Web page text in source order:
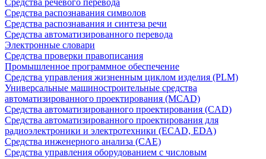
Средства речевого перевода
Средства распознавания символов
Средства распознавания и синтеза речи
Средства автоматизированного перевода
Электронные словари
Средства проверки правописания
Промышленное программное обеспечение
Средства управления жизненным циклом изделия (PLM)
Универсальные машиностроительные средства
автоматизированного проектирования (MCAD)
Средства автоматизированного проектирования (CAD)
Средства автоматизированного проектирования для
радиоэлектроники и электротехники (ECAD, EDA)
Средства инженерного анализа (CAE)
Средства управления оборудованием с числовым